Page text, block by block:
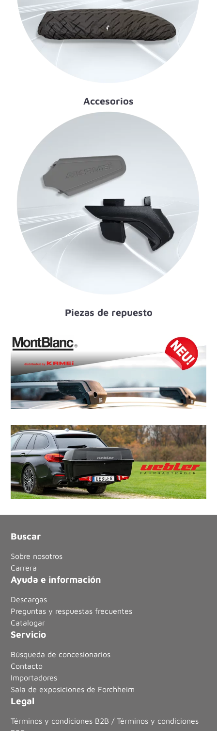
Accesorios
Piezas de repuesto
Buscar
Sobre nosotros
Carrera
Ayuda e información
Descargas
Preguntas y respuestas frecuentes
Catalogar
Servicio
Búsqueda de concesionarios
Contacto
Importadores
Sala de exposiciones de Forchheim
Legal
Términos y condiciones B2B / Términos y condiciones